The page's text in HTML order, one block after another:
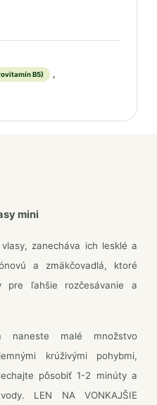
B5) ,
mini
zanecháva ich lesklé a
a zmäkčovadlá, ktoré
pre ľahšie rozčesávanie a
naneste malé množstvo
krúživými pohybmi,
pôsobiť 1-2 minúty a
LEN NA VONKAJŠIE